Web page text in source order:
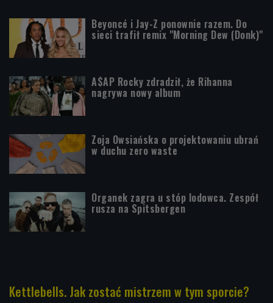
Beyoncé i Jay-Z ponownie razem. Do
sieci trafił remix "Morning Dew (Donk)"
A$AP Rocky zdradził, że Rihanna
nagrywa nowy album
Zoja Owsiańska o projektowaniu ubrań
w duchu zero waste
Organek zagra u stóp lodowca. Zespół
rusza na Spitsbergen
Kettlebells. Jak zostać mistrzem w tym sporcie?